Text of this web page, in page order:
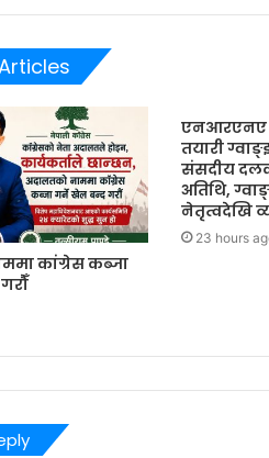
कांग्रेस कब्जा
एनआरएनए
तयारी
संसदीय
अतिथि,
नेतृत्वदेखि
23 hours